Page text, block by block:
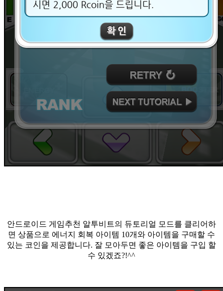
안드로이드 게임추천 알투비트의 듀토리얼 모드를 클리어하
면 상품으로 에너지 회복 아이템 10개와 아이템을 구매할 수
있는 코인을 제공합니다. 잘 모아두면 좋은 아이템을 구입 할
수 있겠죠?!^^